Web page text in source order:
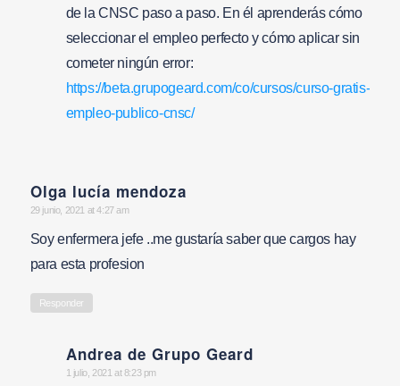
de la CNSC paso a paso. En él aprenderás cómo
seleccionar el empleo perfecto y cómo aplicar sin
cometer ningún error:
https://beta.grupogeard.com/co/cursos/curso-gratis-
empleo-publico-cnsc/
Olga lucía mendoza
says:
29 junio, 2021 at 4:27 am
Soy enfermera jefe ..me gustaría saber que cargos hay
para esta profesion
Responder
Andrea de Grupo Geard
says:
1 julio, 2021 at 8:23 pm